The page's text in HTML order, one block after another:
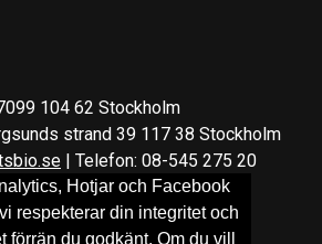
Hotjar och Facebook
respekterar din integritet och
förrän du godkänt. Om du vill
104 62 Stockholm
strand 39 117 38 Stockholm
| Telefon: 08-545 275 20
&Instagram